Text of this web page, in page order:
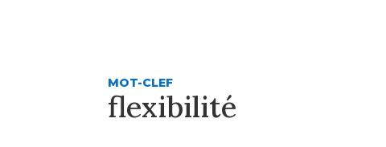
MOT-CLEF
flexibilité